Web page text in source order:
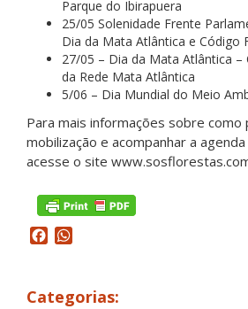
Parque do Ibirapuera
25/05 Solenidade Frente
Dia da Mata Atlântica e Código
27/05 – Dia da Mata Atlântica –
da Rede Mata Atlântica
5/06 – Dia Mundial do Meio
Para mais informações sobre como
mobilização e acompanhar a
acesse o site
Facebook
Categorias: